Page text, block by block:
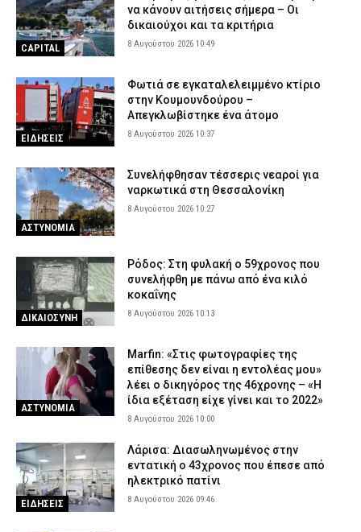
CAPITAL
να κάνουν αιτήσεις σήμερα – Οι
δικαιούχοι και τα κριτήρια
8 Αυγούστου 2026 10:49
ΕΙΔΗΣΕΙΣ
Φωτιά σε εγκαταλελειμμένο κτίριο
στην Κουμουνδούρου –
Απεγκλωβίστηκε ένα άτομο
8 Αυγούστου 2026 10:37
ΑΣΤΥΝΟΜΙΑ
Συνελήφθησαν τέσσερις νεαροί για
ναρκωτικά στη Θεσσαλονίκη
8 Αυγούστου 2026 10:27
ΔΙΚΑΙΟΣΥΝΗ
Ρόδος: Στη φυλακή ο 59χρονος που
συνελήφθη με πάνω από ένα κιλό
κοκαΐνης
8 Αυγούστου 2026 10:13
ΑΣΤΥΝΟΜΙΑ
Marfin: «Στις φωτογραφίες της
επίθεσης δεν είναι η εντολέας μου»
λέει ο δικηγόρος της 46χρονης – «Η
ίδια εξέταση είχε γίνει και το 2022»
8 Αυγούστου 2026 10:00
ΕΙΔΗΣΕΙΣ
Λάρισα: Διασωληνωμένος στην
εντατική ο 43χρονος που έπεσε από
ηλεκτρικό πατίνι
8 Αυγούστου 2026 09:46